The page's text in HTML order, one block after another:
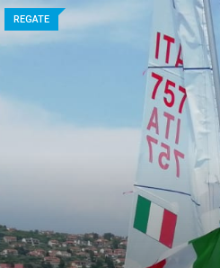
REGATE